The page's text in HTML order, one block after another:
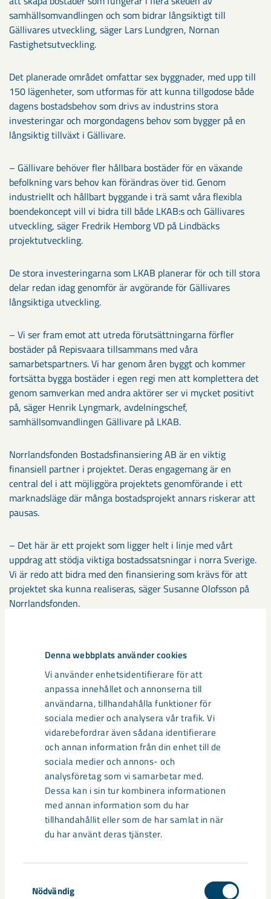
Denna webbplats använder cookies
Vi använder enhetsidentifierare för att
anpassa innehållet och annonserna till
användarna, tillhandahålla funktioner för
sociala medier och analysera vår trafik. Vi
vidarebefordrar även sådana identifierare
och annan information från din enhet till de
sociala medier och annons- och
analysföretag som vi samarbetar med.
Dessa kan i sin tur kombinera informationen
med annan information som du har
tillhandahållit eller som de har samlat in när
du har använt deras tjänster.
Nödvändig
samhällsomvandlingen och som bidrar långsiktigt till
Gällivares utveckling, säger Lars Lundgren, Nornan
Fastighetsutveckling.
Det planerade området omfattar sex byggnader, med upp till
150 lägenheter, som utformas för att kunna tillgodose både
dagens bostadsbehov som drivs av industrins stora
investeringar och morgondagens behov som bygger på en
långsiktig tillväxt i Gällivare.
– Gällivare behöver fler hållbara bostäder för en växande
befolkning vars behov kan förändras över tid. Genom
industriellt och hållbart byggande i trä samt våra flexibla
boendekoncept vill vi bidra till både LKAB:s och Gällivares
utveckling, säger Fredrik Hemborg VD på Lindbäcks
projektutveckling.
De stora investeringarna som LKAB planerar för och till stora
delar redan idag genomför är avgörande för Gällivares
långsiktiga utveckling.
– Vi ser fram emot att utreda förutsättningarna förfler
bostäder på Repisvaara tillsammans med våra
samarbetspartners. Vi har genom åren byggt och kommer
fortsätta bygga bostäder i egen regi men att komplettera det
genom samverkan med andra aktörer ser vi mycket positivt
på, säger Henrik Lyngmark, avdelningschef,
samhällsomvandlingen Gällivare på LKAB.
Norrlandsfonden Bostadsfinansiering AB är en viktig
finansiell partner i projektet. Deras engagemang är en
central del i att möjliggöra projektets genomförande i ett
marknadsläge där många bostadsprojekt annars riskerar att
pausas.
– Det här är ett projekt som ligger helt i linje med vårt
uppdrag att stödja viktiga bostadssatsningar i norra Sverige.
Vi är redo att bidra med den finansiering som krävs för att
projektet ska kunna realiseras, säger Susanne Olofsson på
Norrlandsfonden.
ta projektet vidare mot genomförande och bidra till att stärka
bostadsförsörjningen i Gällivare på både kort och lång sikt.
Taggar
Projekt Gällivare/Malmberget
Repisvaara
samhällsomvandling